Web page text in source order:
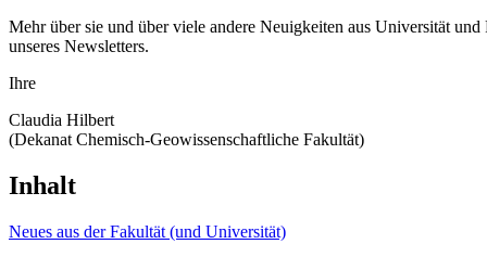
Mehr über sie und über viele andere Neuigkeiten aus Universität
unseres Newsletters.
Ihre
Claudia Hilbert
(Dekanat Chemisch-Geowissenschaftliche Fakultät)
Inhalt
Neues aus der Fakultät (und Universität)